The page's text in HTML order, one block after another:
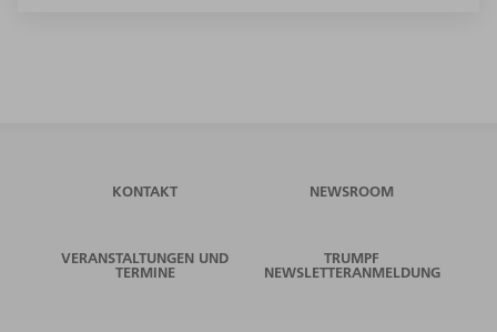
KONTAKT NEWSROOM
VERANSTALTUNGEN UND
TERMINE
TRUMPF
NEWSLETTERANMELDUNG